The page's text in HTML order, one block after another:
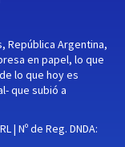
República Argentina,
en papel, lo que
lo que hoy es
que subió a
| Nº de Reg. DNDA: